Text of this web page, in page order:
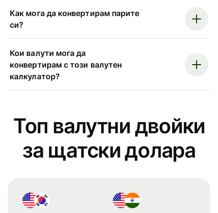
Как мога да конвертирам парите
си?
Кои валути мога да
конвертирам с този валутен
калкулатор?
Топ валутни двойки
за щатски долара